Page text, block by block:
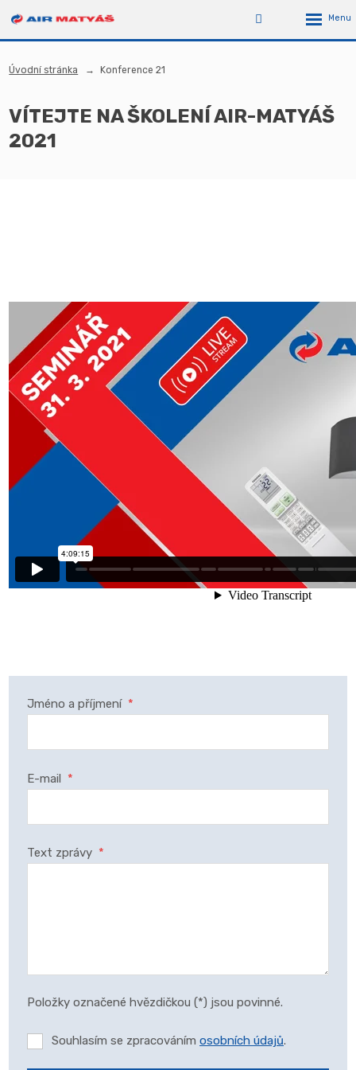
Úvodní stránka Konference 21
VÍTEJTE NA ŠKOLENÍ AIR-MATYÁŠ
2021
Jméno a příjmení *
E-mail *
Text zprávy *
Položky označené hvězdičkou (*) jsou povinné.
Souhlasím se zpracováním osobních údajů.